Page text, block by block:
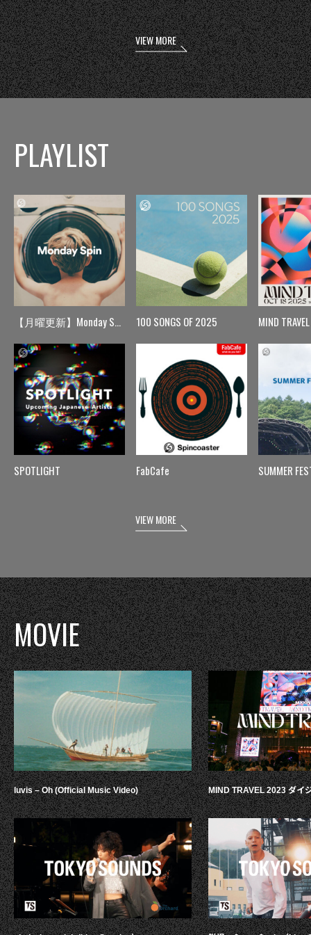
VIEW MORE
PLAYLIST
【月曜更新】Monday Spin
SPOTLIGHT
100 SONGS OF 2025
FabCafe
MIND TRAVEL
SUMMER
VIEW MORE
MOVIE
luvis – Oh (Official Music Video) MIND TRAVEL 2023 ダイ